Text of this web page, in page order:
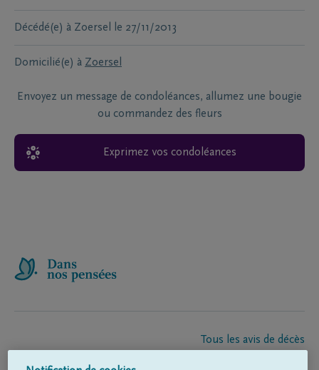
Décédé(e) à Zoersel le 27/11/2013
Domicilié(e) à Zoersel
Envoyez un message de condoléances, allumez une bougie
ou commandez des fleurs
Exprimez vos condoléances
Tous les avis de décès